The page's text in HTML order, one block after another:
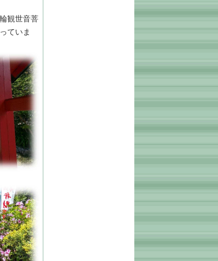
観世音菩
ていま